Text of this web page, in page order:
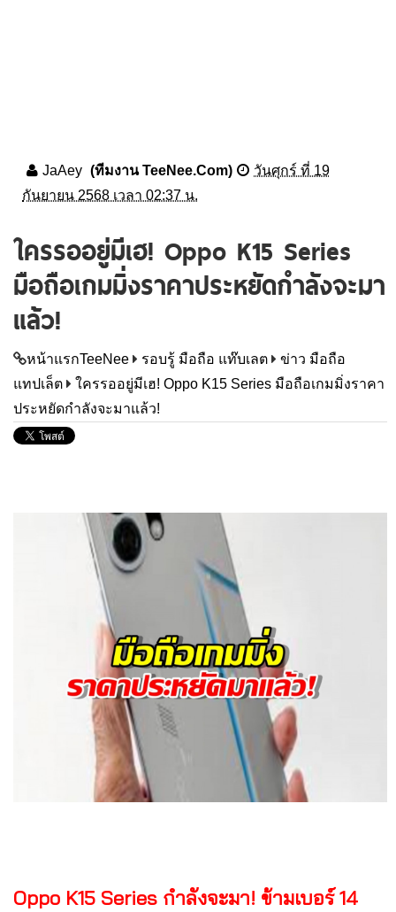
JaAey (ทีมงาน TeeNee.Com)
วันศุกร์ ที่ 19
กันยายน 2568 เวลา 02:37 น.
ใครรออยู่มีเฮ! Oppo K15 Series
มือถือเกมมิ่งราคาประหยัดกำลังจะมา
แล้ว!
หน้าแรกTeeNee รอบรู้ มือถือ แท๊บเลต
ข่าว มือถือ
แทปเล็ต
ใครรออยู่มีเฮ! Oppo K15 Series มือถือเกมมิ่งราคา
ประหยัดกำลังจะมาแล้ว!
Oppo K15 Series กำลังจะมา! ข้ามเบอร์ 14